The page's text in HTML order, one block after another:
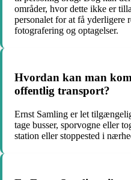
områder, hvor dette ikke er
personalet for at få yderligere
fotografering og optagelser.
Hvordan kan man
offentlig transport?
Ernst Samling er let
tage busser, sporvogne eller
station eller stoppested i